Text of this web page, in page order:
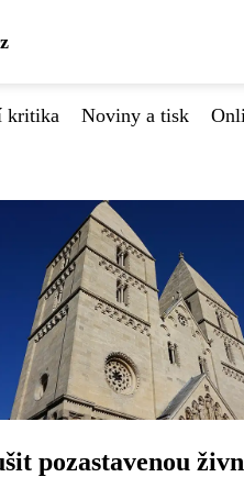
kritika Noviny a tisk
pozastavenou